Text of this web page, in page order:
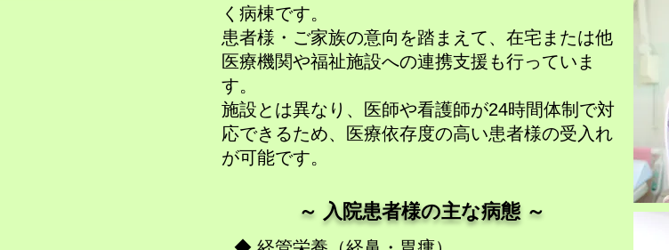
く病棟です。
患者様・ご家族の意向を踏まえて、在宅または他
医療機関や福祉施設への連携支援も行っていま
す。
施設とは異なり、医師や看護師が24時間体制で対
応できるため、医療依存度の高い患者様の受入れ
が可能です。
​​～ 入院患者様の主な病態 ～